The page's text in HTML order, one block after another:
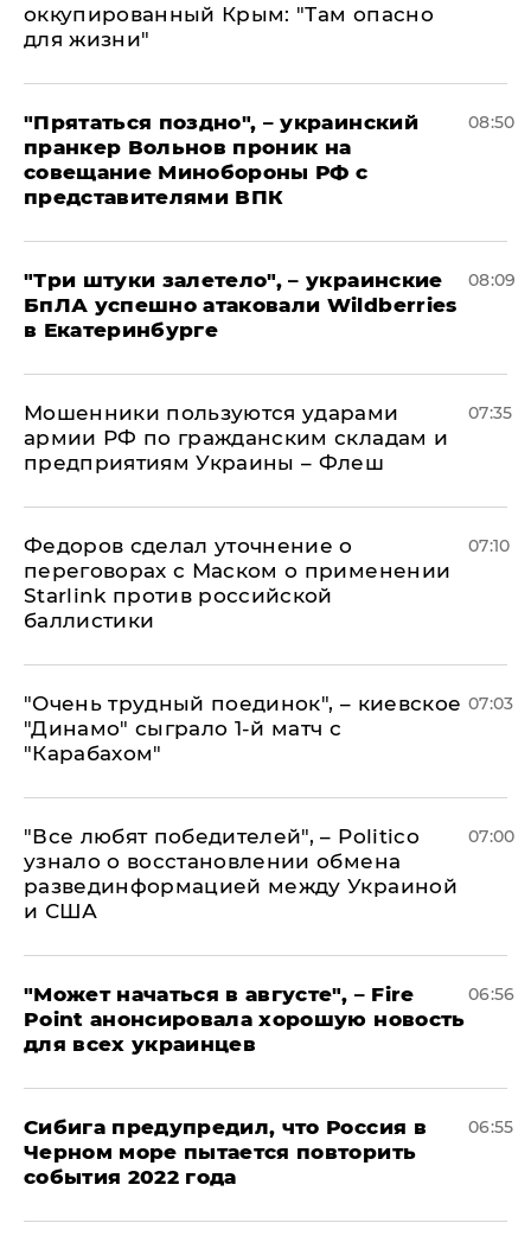
оккупированный Крым: "Там опасно
для жизни"
"Прятаться поздно", – украинский
пранкер Вольнов проник на
совещание Минобороны РФ с
представителями ВПК
08:50
"Три штуки залетело", – украинские
БпЛА успешно атаковали Wildberries
в Екатеринбурге
08:09
Мошенники пользуются ударами
армии РФ по гражданским складам и
предприятиям Украины – Флеш
07:35
Федоров сделал уточнение о
переговорах с Маском о применении
Starlink против российской
баллистики
07:10
"Очень трудный поединок", – киевское
"Динамо" сыграло 1-й матч с
"Карабахом"
07:03
​"Все любят победителей", – Politico
узнало о восстановлении обмена
развединформацией между Украиной
и США
07:00
"Может начаться в августе", – Fire
Point анонсировала хорошую новость
для всех украинцев
06:56
Сибига предупредил, что Россия в
Черном море пытается повторить
события 2022 года
06:55